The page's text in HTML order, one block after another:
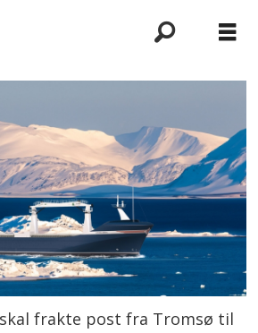
frakte post fra Tromsø til